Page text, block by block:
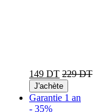
149 DT 229 DT
J'achète
Garantie 1 an
- 35%